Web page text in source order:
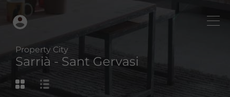
Property City
Sarrià - Sant Gervasi